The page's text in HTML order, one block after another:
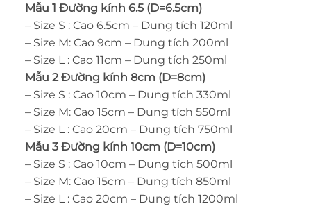
Mẫu 1 Đường kính 6.5 (D=6.5cm)
– Size S : Cao 6.5cm – Dung tích 120ml
– Size M: Cao 9cm – Dung tích 200ml
– Size L : Cao 11cm – Dung tích 250ml
Mẫu 2 Đường kính 8cm (D=8cm)
– Size S : Cao 10cm – Dung tích 330ml
– Size M: Cao 15cm – Dung tích 550ml
– Size L : Cao 20cm – Dung tích 750ml
Mẫu 3 Đường kính 10cm (D=10cm)
– Size S : Cao 10cm – Dung tích 500ml
– Size M: Cao 15cm – Dung tích 850ml
– Size L : Cao 20cm – Dung tích 1200ml